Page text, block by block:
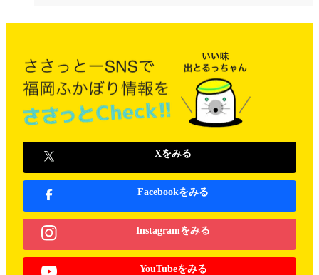
Xをみる
Facebookをみる
Instagramをみる
YouTubeをみる